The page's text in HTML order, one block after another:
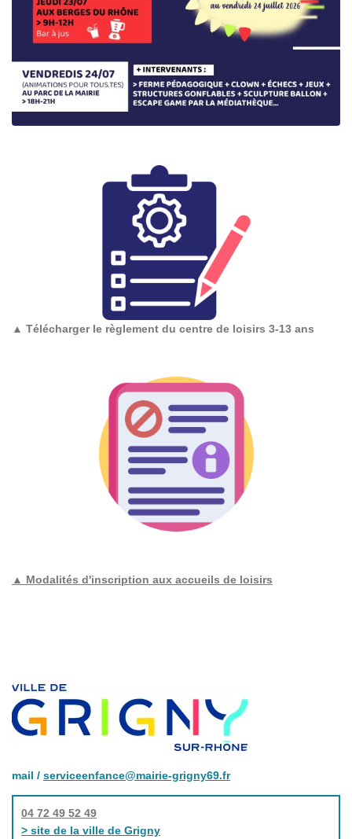
▲ Télécharger le règlement du centre de loisirs 3-13 ans
▲ Modalités d'inscription aux accueils de loisirs
mail / serviceenfance@mairie-grigny69.fr
04 72 49 52 49
> site de la ville de Grigny